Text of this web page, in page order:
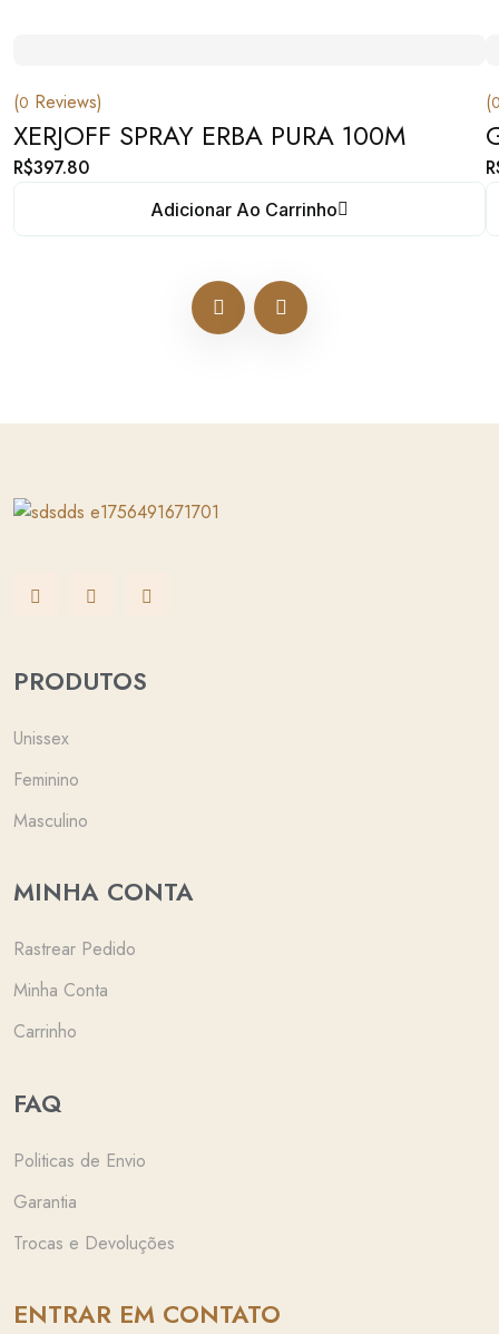
(0 Reviews)
XERJOFF SPRAY ERBA PURA 100M
R$397.80
Adicionar Ao Carrinho
(
PRODUTOS
Unissex
Feminino
Masculino
MINHA CONTA
Rastrear Pedido
Minha Conta
Carrinho
FAQ
Politicas de Envio
Garantia
Trocas e Devoluções
ENTRAR EM CONTATO